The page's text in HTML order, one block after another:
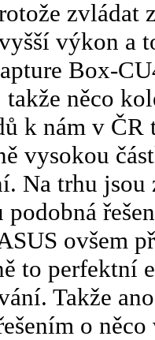
zvládat
výkon a
Box-
takže něco
k nám v ČR
vysokou
Na trhu jsou
podobná
ovšem
to perfektní
Takže
o